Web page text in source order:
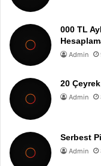
000 TL
Admin
20
Admin
Serbest
Admin